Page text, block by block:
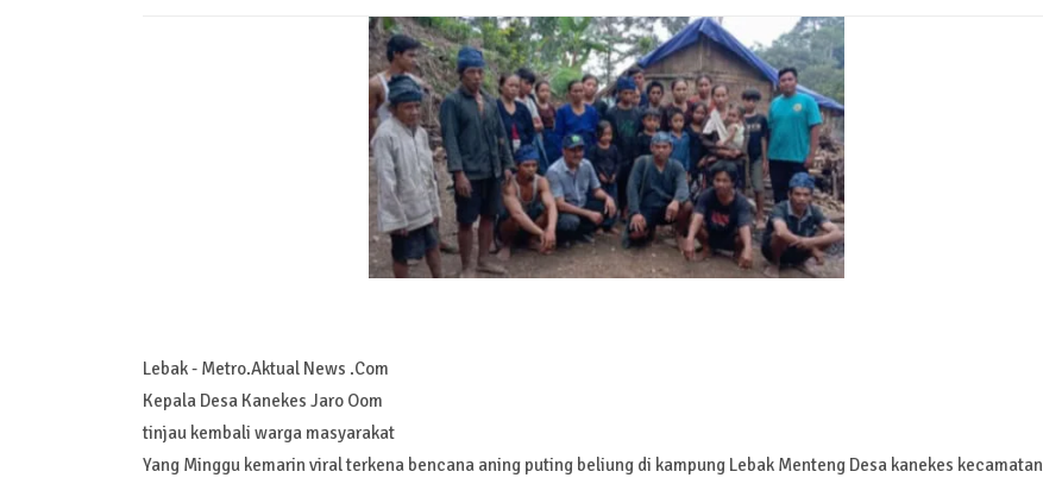
Lebak - Metro.Aktual News .Com
Kepala Desa Kanekes Jaro Oom
tinjau kembali warga masyarakat
Yang Minggu kemarin viral terkena bencana aning puting beliung di kampung Lebak Menteng Desa kanekes kecamatan